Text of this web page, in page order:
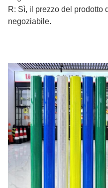
R: Sì, il prezzo del prodotto
negoziabile.